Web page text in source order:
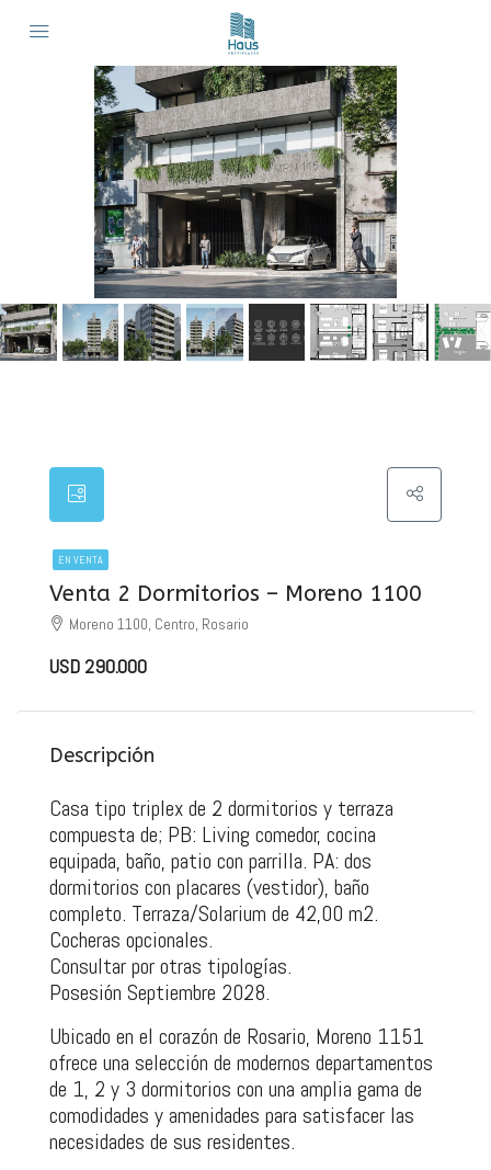
EN VENTA
Venta 2 Dormitorios – Moreno 1100
Moreno 1100, Centro, Rosario
USD 290.000
Descripción
Casa tipo triplex de 2 dormitorios y terraza
compuesta de; PB: Living comedor, cocina
equipada, baño, patio con parrilla. PA: dos
dormitorios con placares (vestidor), baño
completo. Terraza/Solarium de 42,00 m2.
Cocheras opcionales.
Consultar por otras tipologías.
Posesión Septiembre 2028.
Ubicado en el corazón de Rosario, Moreno 1151
ofrece una selección de modernos departamentos
de 1, 2 y 3 dormitorios con una amplia gama de
comodidades y amenidades para satisfacer las
necesidades de sus residentes.